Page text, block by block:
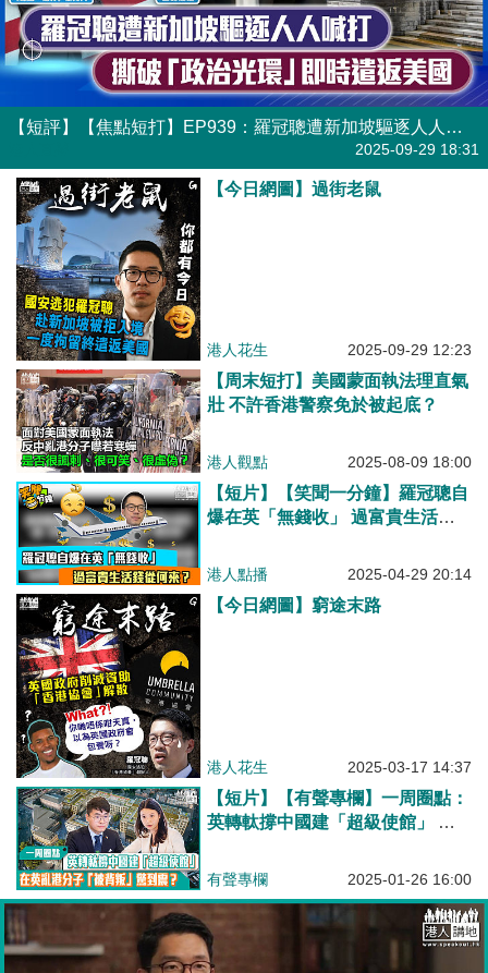
【短評】【焦點短打】EP939：羅冠聰遭新加坡驅逐人人喊打 撕破「政治光環」即時遣返美國
2025-09-29 18:31
【今日網圖】過街老鼠
港人花生 2025-09-29 12:23
【周末短打】美國蒙面執法理直氣
壯 不許香港警察免於被起底？
港人觀點 2025-08-09 18:00
【短片】【笑聞一分鐘】羅冠聰自
爆在英「無錢收」 過富貴生活錢
港人點播 2025-04-29 20:14
【今日網圖】窮途末路
港人花生 2025-03-17 14:37
【短片】【有聲專欄】一周圈點：
英轉軚撐中國建「超級使館」 在
有聲專欄 2025-01-26 16:00